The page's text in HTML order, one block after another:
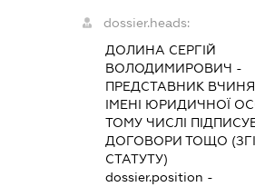
dossier.heads:
ДОЛИНА СЕРГІЙ
ВОЛОДИМИРОВИЧ -
ПРЕДСТАВНИК
ІМЕНІ ЮРИДИЧНОЇ
ТОМУ ЧИСЛІ
ДОГОВОРИ ТОЩО
СТАТУТУ)
dossier.position -